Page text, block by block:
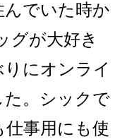
でいた時か
グが大好き
にオンライ
た。シックで
事用にも使